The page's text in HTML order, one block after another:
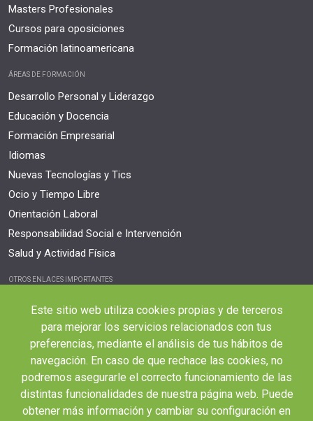
Masters Profesionales
Cursos para oposiciones
Formación latinoamericana
ÁREAS DE FORMACIÓN
Desarrollo Personal y Liderazgo
Educación y Docencia
Formación Empresarial
Idiomas
Nuevas Tecnologías y Tics
Ocio y Tiempo Libre
Orientación Laboral
Responsabilidad Social e Intervención
Salud y Actividad Física
OTROS ENLACES IMPORTANTES
Webinars y podcast
Revista Innovación Educativa
Contexto Educativo
Desistir contrato aquí
Tienes 14 días desde tu matriculación para cancelar sin coste y recibir el
reembolso completo.
Este sitio web utiliza cookies propias y de terceros
para mejorar los servicios relacionados con tus
preferencias, mediante el análisis de tus hábitos de
navegación. En caso de que rechace las cookies, no
podremos asegurarle el correcto funcionamiento de las
distintas funcionalidades de nuestra página web. Puede
obtener más información y cambiar su configuración en